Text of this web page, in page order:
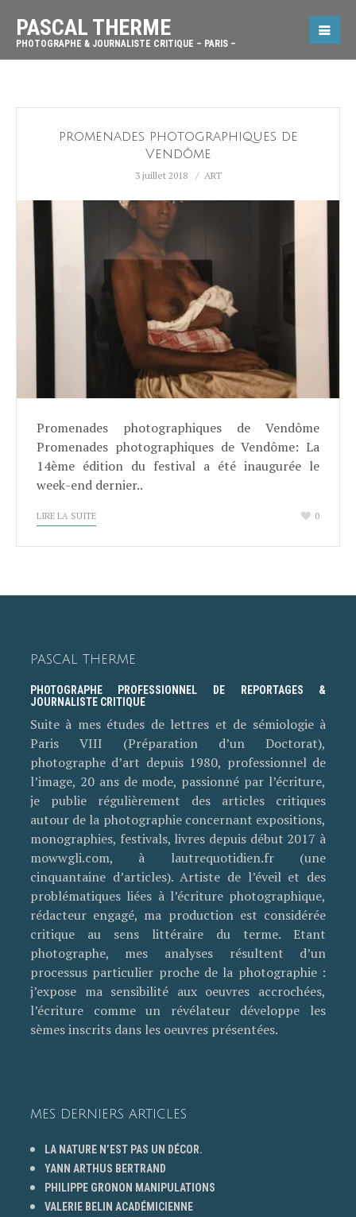
PASCAL THERME
PHOTOGRAPHE & JOURNALISTE CRITIQUE – PARIS –
promenades photographiques de
Vendôme
3 juillet 2018 ART
Promenades photographiques de Vendôme
Promenades photographiques de Vendôme: La
14ème édition du festival a été inaugurée le
week-end dernier..
LIRE LA SUITE 0
PASCAL THERME
PHOTOGRAPHE PROFESSIONNEL DE REPORTAGES &
JOURNALISTE CRITIQUE
Suite à mes études de lettres et de sémiologie à
Paris VIII (Préparation d’un Doctorat),
photographe d’art depuis 1980, professionnel de
l’image, 20 ans de mode, passionné par l’écriture,
je publie régulièrement des articles critiques
autour de la photographie concernant expositions,
monographies, festivals, livres depuis début 2017 à
mowwgli.com, à lautrequotidien.fr (une
cinquantaine d’articles). Artiste de l’éveil et des
problématiques liées à l’écriture photographique,
rédacteur engagé, ma production est considérée
critique au sens littéraire du terme. Etant
photographe, mes analyses résultent d’un
processus particulier proche de la photographie :
j’expose ma sensibilité aux oeuvres accrochées,
l’écriture comme un révélateur développe les
sèmes inscrits dans les oeuvres présentées.
MES DERNIERS ARTICLES
LA NATURE N’EST PAS UN DÉCOR.
YANN ARTHUS BERTRAND
PHILIPPE GRONON MANIPULATIONS
VALERIE BELIN ACADÉMICIENNE